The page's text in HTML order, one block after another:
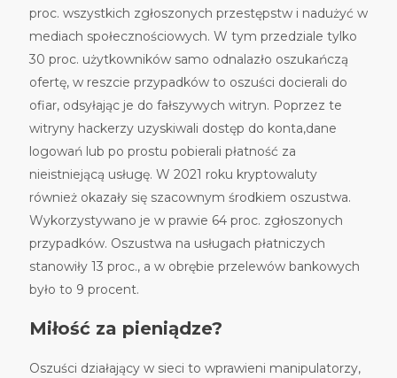
proc. wszystkich zgłoszonych przestępstw i nadużyć w
mediach społecznościowych. W tym przedziale tylko
30 proc. użytkowników samo odnalazło oszukańczą
ofertę, w reszcie przypadków to oszuści docierali do
ofiar, odsyłając je do fałszywych witryn. Poprzez te
witryny hackerzy uzyskiwali dostęp do konta,dane
logowań lub po prostu pobierali płatność za
nieistniejącą usługę. W 2021 roku kryptowaluty
również okazały się szacownym środkiem oszustwa.
Wykorzystywano je w prawie 64 proc. zgłoszonych
przypadków. Oszustwa na usługach płatniczych
stanowiły 13 proc., a w obrębie przelewów bankowych
było to 9 procent.
Miłość za pieniądze?
Oszuści działający w sieci to wprawieni manipulatorzy,